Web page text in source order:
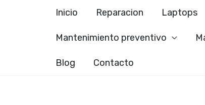
Inicio Reparacion Laptops
Mantenimiento preventivo
Blog Contacto